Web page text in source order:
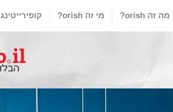
מה זה orish? מי זה orish? קופירייטינג